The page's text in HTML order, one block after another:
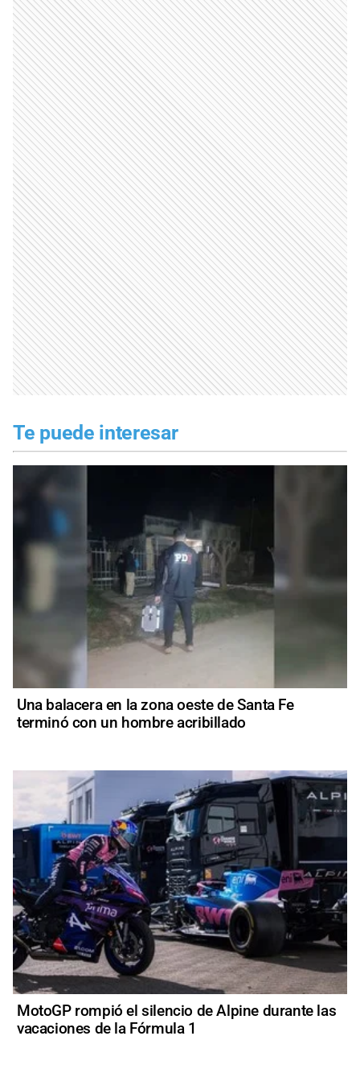
Te puede interesar
Una balacera en la zona oeste de Santa Fe
terminó con un hombre acribillado
MotoGP rompió el silencio de Alpine durante las
vacaciones de la Fórmula 1